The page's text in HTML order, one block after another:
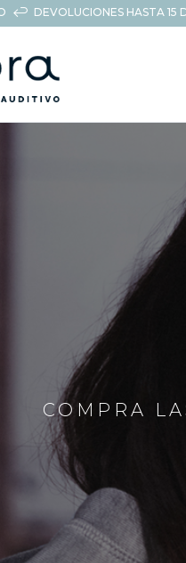
DEVOLUCIONES HASTA 15
COMPRA